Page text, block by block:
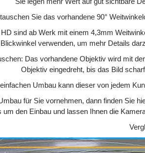
Sie das vorhandene 90°
sind ab Werk mit einem 4,3mm
verwenden, um mehr Details
Das vorhandene Objektiv wird mit
Objektiv eingedreht, bis das Bild
Umbau kann dieser von jedem
für Sie vornehmen, dann finden Sie
den Einbau und lassen Ihnen die